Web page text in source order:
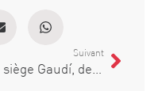
Suivant